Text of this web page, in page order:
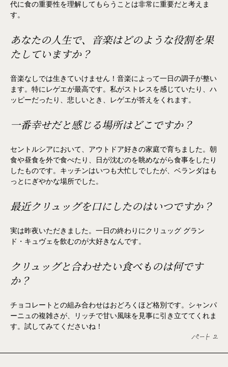
代に食の重要性を理解してもらうことは非常に重要だと考えま
す。
あなたの人生で、音楽はどのような役割を果
たしていますか？
音楽なしでは生きていけません！音楽によって一日の調子が整い
ます。特にレゲエが最高です。私がストレスを感じていたり、ハ
ッピーだったり、悲しいとき、レゲエが答えをくれます。
一番幸せだと感じる場所はどこですか？
セントルシアにおいて、アウトドア好きの家庭で育ちました。朝
食や昼食を外で食べたり、日が沈むのを眺めながら食事をしたり
したものです。キッチンはいつも大忙しでしたが、ベランダはも
っとにぎやかな場所でした。
最近クリュッグを口にしたのはいつですか？
実は昨夜いただきました。一日の終わりにクリュッグ グラン
ド・キュヴェを飲むのが大好きなんです。
クリュッグと合わせたい食べものは何です
か？
チョコレートとの組み合わせはおどろくほど格別です。シャンパ
ーニュの複雑さが、リッチで甘い風味を見事に引き立ててくれま
す。試してみてくださいね！
パート 2